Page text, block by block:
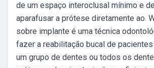
de um espaço interoclusal mínimo e
aparafusar a prótese diretamente ao.
sobre implante é uma técnica
fazer a reabilitação bucal de
um grupo de dentes ou todos os